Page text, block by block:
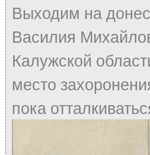
Выходим на
Василия
Калужской
место
пока